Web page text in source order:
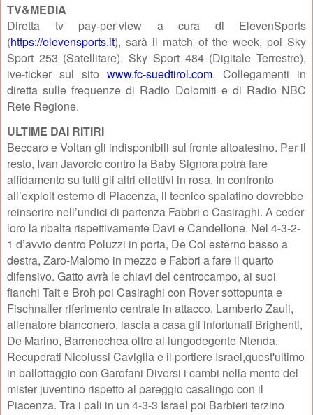
TV&MEDIA
Diretta tv pay-per-view a cura di ElevenSports
(https://elevensports.it), sarà il match of the week, poi Sky
Sport 253 (Satellitare), Sky Sport 484 (Digitale Terrestre),
ive-ticker sul sito www.fc-suedtirol.com. Collegamenti in
diretta sulle frequenze di Radio Dolomiti e di Radio NBC
Rete Regione.
ULTIME DAI RITIRI
Beccaro e Voltan gli indisponibili sul fronte altoatesino. Per il
resto, Ivan Javorcic contro la Baby Signora potrà fare
affidamento su tutti gli altri effettivi in rosa. In confronto
all’exploit esterno di Piacenza, il tecnico spalatino dovrebbe
reinserire nell’undici di partenza Fabbri e Casiraghi. A ceder
loro la ribalta rispettivamente Davi e Candellone. Nel 4-3-2-
1 d’avvio dentro Poluzzi in porta, De Col esterno basso a
destra, Zaro-Malomo in mezzo e Fabbri a fare il quarto
difensivo. Gatto avrà le chiavi del centrocampo, ai suoi
fianchi Tait e Broh poi Casiraghi con Rover sottopunta e
Fischnaller riferimento centrale in attacco. Lamberto Zauli,
allenatore bianconero, lascia a casa gli infortunati Brighenti,
De Marino, Barrenechea oltre al lungodegente Ntenda.
Recuperati Nicolussi Caviglia e il portiere Israel,quest'ultimo
in ballottaggio con Garofani Diversi i cambi nella mente del
mister juventino rispetto al pareggio casalingo con il
Piacenza. Tra i pali in un 4-3-3 Israel poi Barbieri terzino